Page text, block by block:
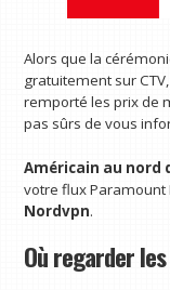
Alors que la
gratuitement sur
remporté les prix de
pas sûrs de vous
Américain au nord
votre flux Paramount
Nordvpn.
Où regarder